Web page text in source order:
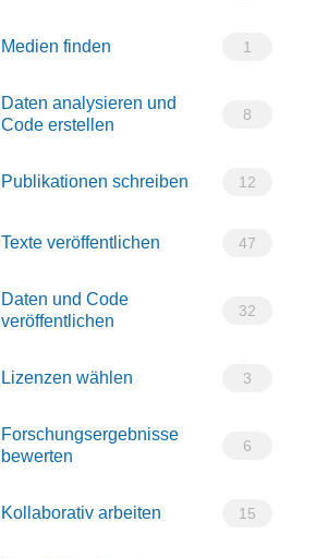
Medien finden 1
Daten analysieren und
Code erstellen
8
Publikationen schreiben 12
Texte veröffentlichen 47
Daten und Code
veröffentlichen
32
Lizenzen wählen 3
Forschungsergebnisse
bewerten
6
Kollaborativ arbeiten 15